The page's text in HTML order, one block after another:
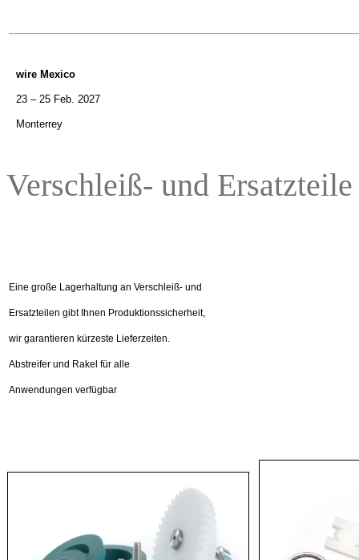
wire Mexico
23 – 25 Feb. 2027
Monterrey
Verschleiß- und Ersatzteile
Eine große Lagerhaltung an Verschleiß- und
Ersatzteilen gibt Ihnen Produktionssicherheit,
wir garantieren kürzeste Lieferzeiten.
Abstreifer und Rakel für alle
Anwendungen verfügbar